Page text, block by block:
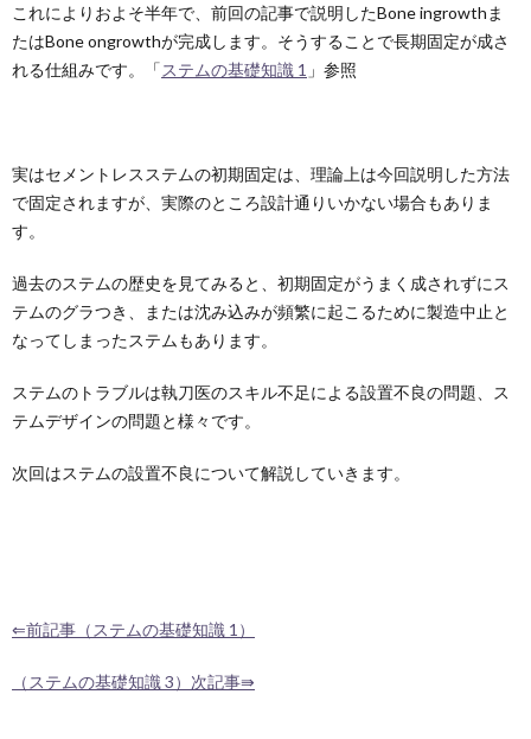
これによりおよそ半年で、前回の記事で説明したBone ingrowthま
たはBone ongrowthが完成します。そうすることで長期固定が成さ
れる仕組みです。「ステムの基礎知識 1 」参照
実はセメントレスステムの初期固定は、理論上は今回説明した方法
で固定されますが、実際のところ設計通りいかない場合もありま
す。
過去のステムの歴史を見てみると、初期固定がうまく成されずにス
テムのグラつき、または沈み込みが頻繁に起こるために製造中止と
なってしまったステムもあります。
ステムのトラブルは執刀医のスキル不足による設置不良の問題、ス
テムデザインの問題と様々です。
次回はステムの設置不良について解説していきます。
⇐前記事（ステムの基礎知識 1）
（ステムの基礎知識 3）次記事⇛